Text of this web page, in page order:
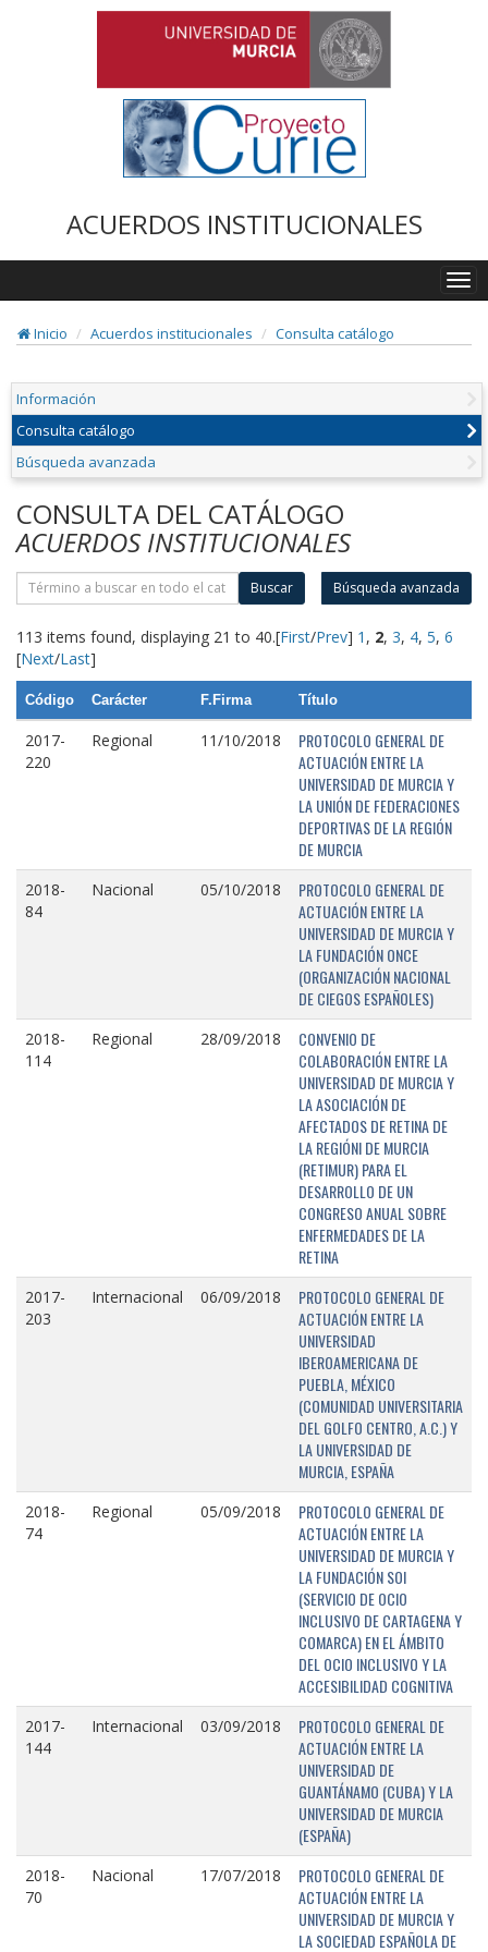
ACUERDOS INSTITUCIONALES
Inicio
Acuerdos institucionales Consulta catálogo
Información
Consulta catálogo
Búsqueda avanzada
CONSULTA DEL CATÁLOGO
ACUERDOS INSTITUCIONALES
Buscar Búsqueda avanzada
113 items found, displaying 21 to 40.[First/Prev] 1 , 2, 3, 4, 5, 6
[Next/Last]
Código Carácter F.Firma Título
2017-
220
Regional 11/10/2018
PROTOCOLO GENERAL DE
ACTUACIÓN ENTRE LA
UNIVERSIDAD DE MURCIA Y
LA UNIÓN DE FEDERACIONES
DEPORTIVAS DE LA REGIÓN
DE MURCIA
2018-
84
Nacional 05/10/2018
PROTOCOLO GENERAL DE
ACTUACIÓN ENTRE LA
UNIVERSIDAD DE MURCIA Y
LA FUNDACIÓN ONCE
(ORGANIZACIÓN NACIONAL
DE CIEGOS ESPAÑOLES)
2018-
114
Regional 28/09/2018
CONVENIO DE
COLABORACIÓN ENTRE LA
UNIVERSIDAD DE MURCIA Y
LA ASOCIACIÓN DE
AFECTADOS DE RETINA DE
LA REGIÓNI DE MURCIA
(RETIMUR) PARA EL
DESARROLLO DE UN
CONGRESO ANUAL SOBRE
ENFERMEDADES DE LA
RETINA
2017-
203
Internacional 06/09/2018
PROTOCOLO GENERAL DE
ACTUACIÓN ENTRE LA
UNIVERSIDAD
IBEROAMERICANA DE
PUEBLA, MÉXICO
(COMUNIDAD UNIVERSITARIA
DEL GOLFO CENTRO, A.C.) Y
LA UNIVERSIDAD DE
MURCIA, ESPAÑA
2018-
74
Regional 05/09/2018
PROTOCOLO GENERAL DE
ACTUACIÓN ENTRE LA
UNIVERSIDAD DE MURCIA Y
LA FUNDACIÓN SOI
(SERVICIO DE OCIO
INCLUSIVO DE CARTAGENA Y
COMARCA) EN EL ÁMBITO
DEL OCIO INCLUSIVO Y LA
ACCESIBILIDAD COGNITIVA
2017-
144
Internacional 03/09/2018
PROTOCOLO GENERAL DE
ACTUACIÓN ENTRE LA
UNIVERSIDAD DE
GUANTÁNAMO (CUBA) Y LA
UNIVERSIDAD DE MURCIA
(ESPAÑA)
2018-
70
Nacional 17/07/2018
PROTOCOLO GENERAL DE
ACTUACIÓN ENTRE LA
UNIVERSIDAD DE MURCIA Y
LA SOCIEDAD ESPAÑOLA DE